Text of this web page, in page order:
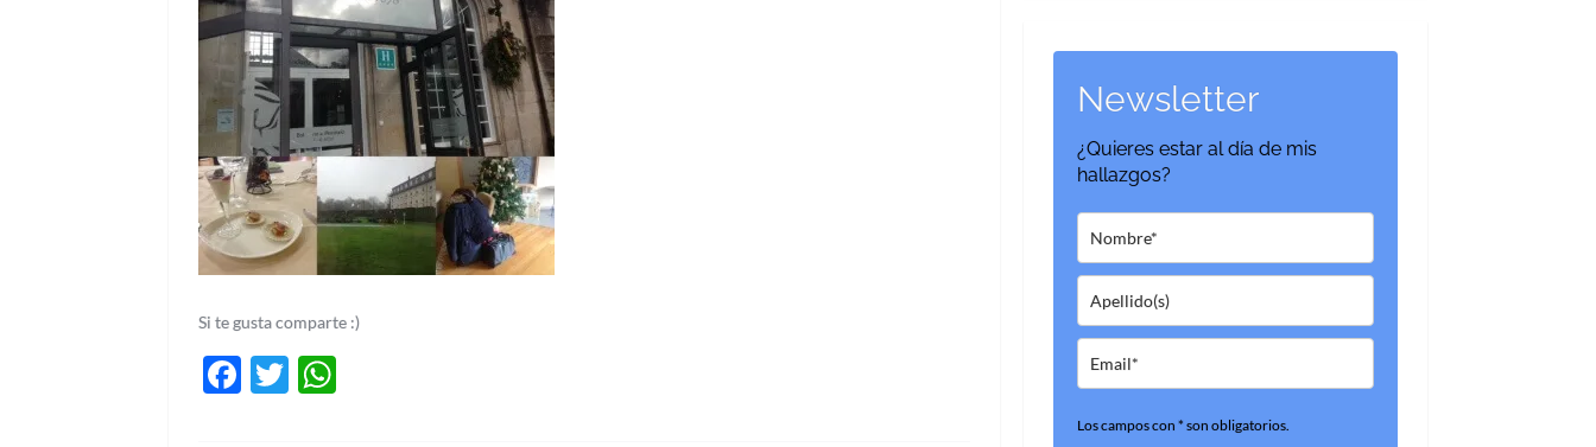
Si te gusta comparte :)
Facebook
Twitter
Newsletter
¿Quieres estar al día de mis
hallazgos?
Los campos con * son obligatorios.